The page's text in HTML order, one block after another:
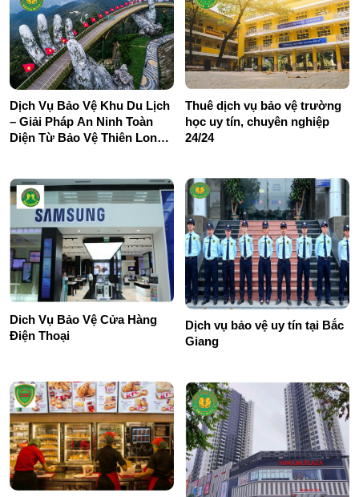
Dịch Vụ Bảo Vệ Khu Du Lịch
– Giải Pháp An Ninh Toàn
Diện Từ Bảo Vệ Thiên Long
Thuê dịch vụ bảo vệ trường
học uy tín, chuyên nghiệp
24/24
Dich Vụ Bảo Vệ Cửa Hàng
Điện Thoại
Dịch vụ bảo vệ uy tín tại Bắc
Giang